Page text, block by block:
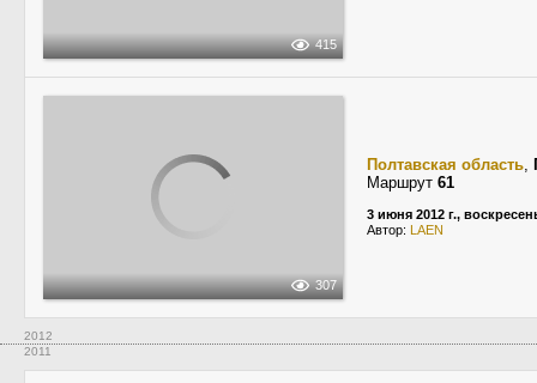
415
307
Полтавская область,
Маршрут 61
3 июня 2012 г.,
Автор: LAEN
2012
2011